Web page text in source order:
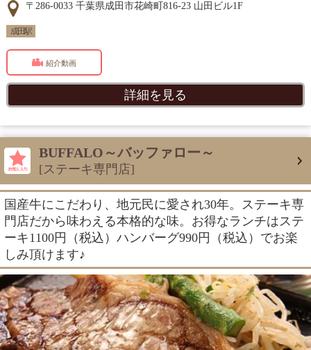
〒286-0033 千葉県成田市花崎町816-23 山田ビル1F
成田駅
紹介動画
詳細を見る
BUFFALO～バッファロー～
[ステーキ専門店]
国産牛にこだわり、地元民に愛され30年。ステーキ専
門店だから味わえる本格的な味。お得なランチはステ
ーキ1100円（税込）ハンバーグ990円（税込）でお楽
しみ頂けます♪